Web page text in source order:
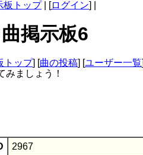
板トップ| [ログイン] |
掲示板6
トップ] [曲の投稿] [ユーザー一覧
みましょう！
2967